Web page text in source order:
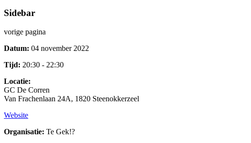
Sidebar
vorige pagina
Datum: 04 november 2022
Tijd: 20:30 - 22:30
Locatie:
GC De Corren
Van Frachenlaan 24A, 1820 Steenokkerzeel
Website
Organisatie: Te Gek!?